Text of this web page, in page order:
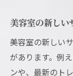
美容室の新しい
美容室の新しい
があります。例
ンや、最新のト